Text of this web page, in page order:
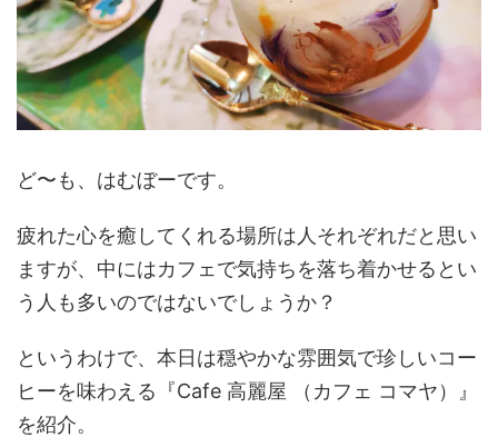
ど〜も、はむぼーです。
疲れた心を癒してくれる場所は人それぞれだと思い
ますが、中にはカフェで気持ちを落ち着かせるとい
う人も多いのではないでしょうか？
というわけで、本日は穏やかな雰囲気で珍しいコー
ヒーを味わえる『Cafe 高麗屋 （カフェ コマヤ）』
を紹介。